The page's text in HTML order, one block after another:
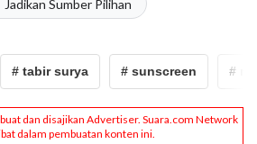
Jadikan Sumber Pilihan
# tabir surya # sunscreen #